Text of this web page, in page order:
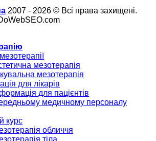
2007 - 2026 © Всі права захищені.
мезотерапії
мезотерапія
мезотерапія
для лікарів
для пацієнтів
медичному персоналу
курс
обличчя
тіла